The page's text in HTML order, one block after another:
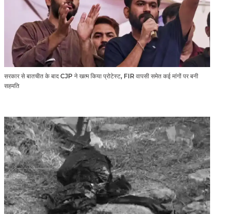
सरकार से बातचीत के बाद CJP ने खत्म किया प्रोटेस्ट, FIR वापसी समेत कई मांगों पर बनी
सहमति